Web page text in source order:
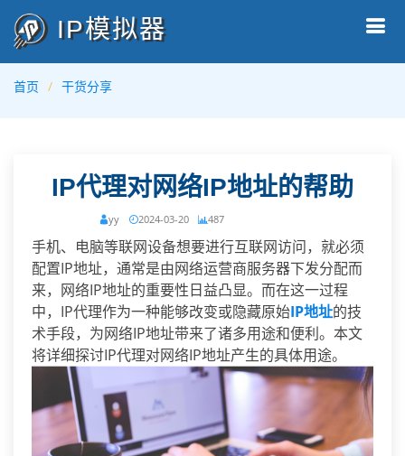
IP模拟器
首页 干货分享
IP代理对网络IP地址的帮助
yy 2024-03-20 487
手机、电脑等联网设备想要进行互联网访问，就必须
配置IP地址，通常是由网络运营商服务器下发分配而
来，网络IP地址的重要性日益凸显。而在这一过程
中，IP代理作为一种能够改变或隐藏原始IP地址的技
术手段，为网络IP地址带来了诸多用途和便利。本文
将详细探讨IP代理对网络IP地址产生的具体用途。